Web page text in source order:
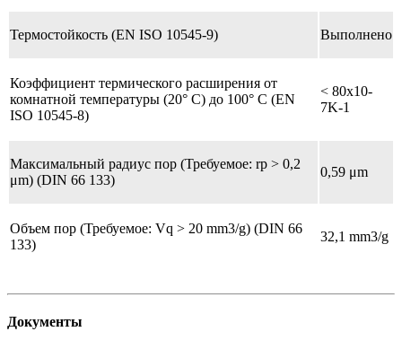
Термостойкость (EN ISO 10545-9) Выполнено
Коэффициент термического расширения от
комнатной температуры (20° C) до 100° C (EN
ISO 10545-8)
< 80x10-
7K-1
Максимальный радиус пор (Требуемое: rp > 0,2
μm) (DIN 66 133)
0,59 μm
Объем пор (Требуемое: Vq > 20 mm3/g) (DIN 66
133)
32,1 mm3/g
Документы